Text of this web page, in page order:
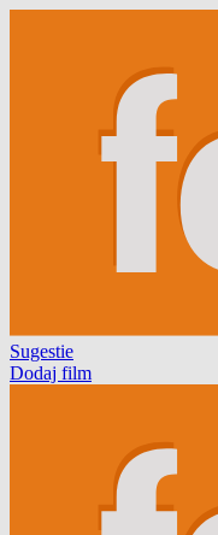
Sugestie
Dodaj film